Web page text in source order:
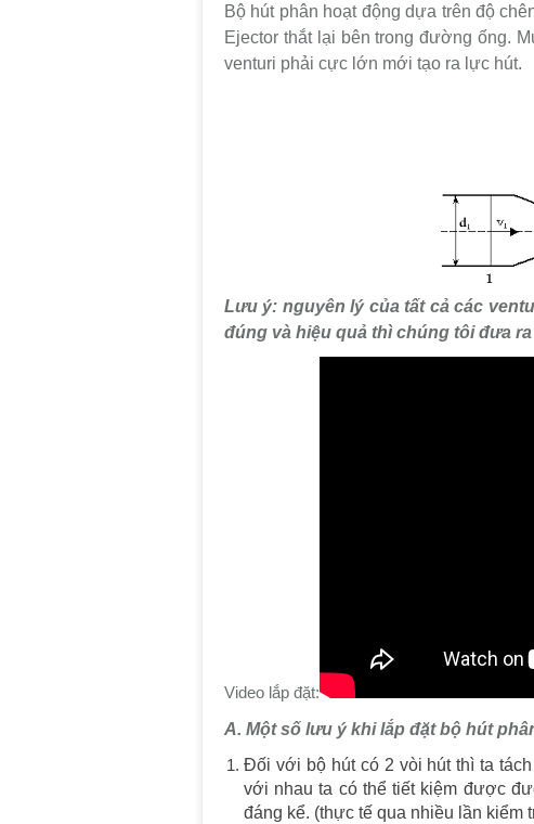
Bộ hút phân hoạt động dựa trên độ
Ejector thắt lại bên trong đường ống.
venturi phải cực lớn mới tạo ra lực hút.
Lưu ý: nguyên lý của tất cả các
đúng và hiệu quả thì chúng tôi đưa
Video lắp đặt:
A. Một số lưu ý khi lắp đặt bộ hút
Đối với bộ hút có 2 vòi hút thì ta
với nhau ta có thể tiết kiệm được
đáng kể. (thực tế qua nhiều lần kiểm